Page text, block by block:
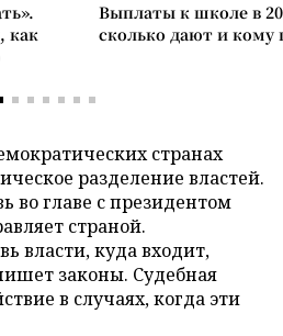
как
Выплаты к школе в
сколько дают и
странах
разделение властей.
во главе с президентом
страной.
власти, куда входит,
законы. Судебная
в случаях, когда эти